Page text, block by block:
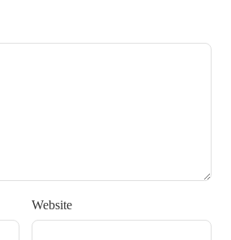
Website